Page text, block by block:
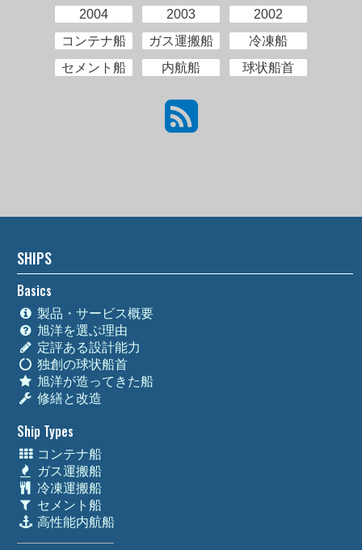
2004
2003
2002
コンテナ船
ガス運搬船
冷凍船
セメント船
内航船 球状船首
SHIPS
Basics
製品・サービス概要
旭洋を選ぶ理由
定評ある設計能力
独創の球状船首
旭洋が造ってきた船
修繕と改造
Ship Types
コンテナ船
ガス運搬船
冷凍運搬船
セメント船
高性能内航船